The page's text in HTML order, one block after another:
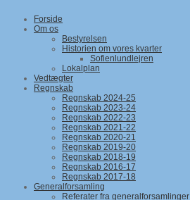
Forside
Om os
Bestyrelsen
Historien om vores kvarter
Sofienlundlejren
Lokalplan
Vedtægter
Regnskab
Regnskab 2024-25
Regnskab 2023-24
Regnskab 2022-23
Regnskab 2021-22
Regnskab 2020-21
Regnskab 2019-20
Regnskab 2018-19
Regnskab 2016-17
Regnskab 2017-18
Generalforsamling
Referater fra generalforsamlinger